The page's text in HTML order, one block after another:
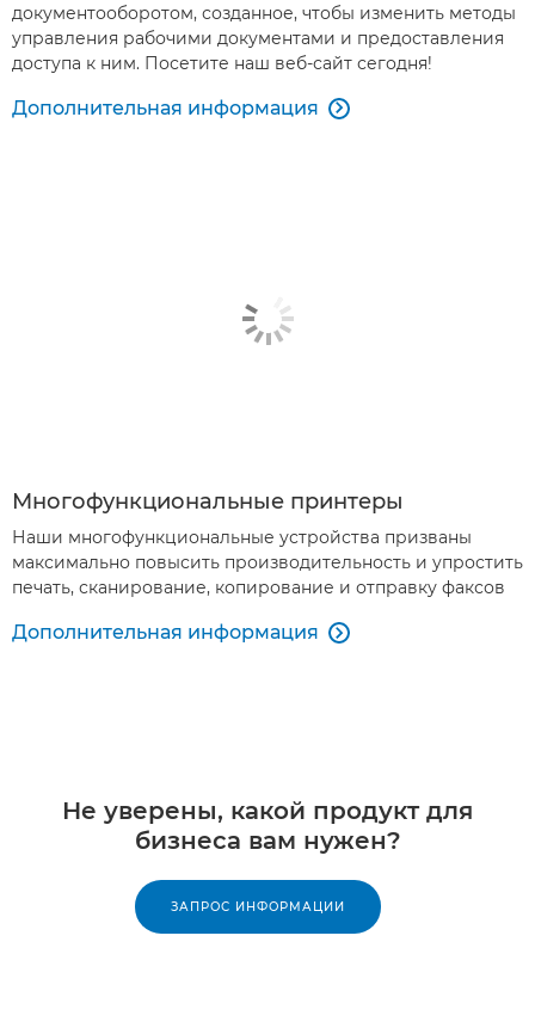
документооборотом, созданное, чтобы изменить методы
управления рабочими документами и предоставления
доступа к ним. Посетите наш веб-сайт сегодня!
Дополнительная информация 
Многофункциональные принтеры
Наши многофункциональные устройства призваны
максимально повысить производительность и упростить
печать, сканирование, копирование и отправку факсов
Дополнительная информация 
Не уверены, какой продукт для
бизнеса вам нужен?
ЗАПРОС ИНФОРМАЦИИ